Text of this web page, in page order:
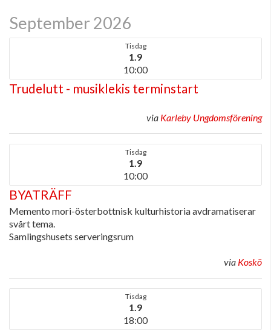
September 2026
Tisdag
1.9
10:00
Trudelutt - musiklekis terminstart
via Karleby Ungdomsförening
Tisdag
1.9
10:00
BYATRÄFF
Memento mori-österbottnisk kulturhistoria avdramatiserar
svårt tema.
Samlingshusets serveringsrum
via Koskö
Tisdag
1.9
18:00